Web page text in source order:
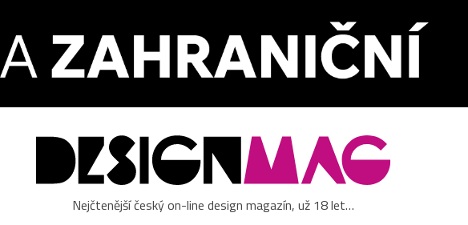
Nejčtenější český on-line design magazín, už 18 let…